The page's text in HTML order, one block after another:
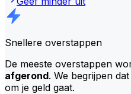
Snellere overstappen
De meeste overstappen
afgerond. We begrijpen
om je geld gaat.